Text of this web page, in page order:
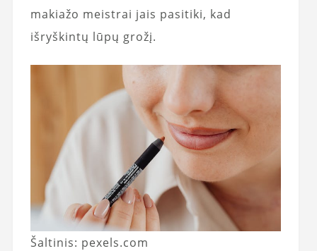
makiažo meistrai jais pasitiki, kad
išryškintų lūpų grožį.
Šaltinis: pexels.com